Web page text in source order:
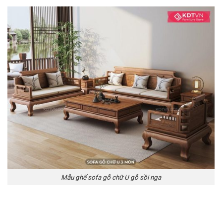
Mẫu ghế sofa gỗ chữ U gỗ sồi nga